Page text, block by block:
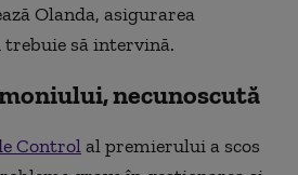
Olanda, asigurarea
să intervină.
necunoscută
Controlal premierului a scos